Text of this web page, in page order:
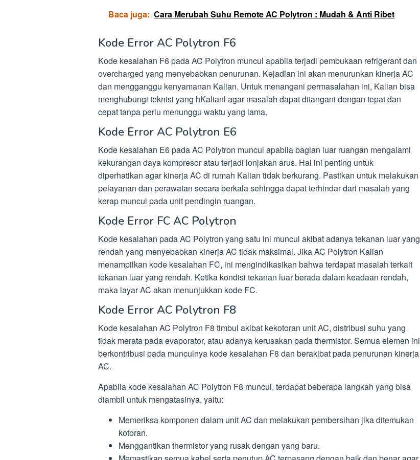
Baca juga: Cara Merubah Suhu Remote AC Polytron : Mudah & Anti Ribet
Kode Error AC Polytron F6
Kode kesalahan F6 pada AC Polytron muncul apabila terjadi pembukaan refrigerant dan
overcharged yang menyebabkan penurunan. Kejadian ini akan menurunkan kinerja AC
dan mengganggu kenyamanan Kalian. Untuk menangani permasalahan ini, Kalian bisa
menghubungi teknisi yang hKalianl agar masalah dapat ditangani dengan tepat dan
cepat tanpa perlu menunggu waktu yang lama.
Kode Error AC Polytron E6
Kode kesalahan E6 pada AC Polytron muncul apabila bagian luar ruangan mengalami
kekurangan daya kompresor atau terjadi lonjakan arus. Hal ini penting untuk
diperhatikan agar kinerja AC di rumah Kalian tidak berkurang. Pastikan untuk melakukan
pelayanan dan perawatan secara berkala sehingga dapat terhindar dari masalah yang
kerap muncul pada unit pendingin ruangan.
Kode Error FC AC Polytron
Kode kesalahan pada AC Polytron yang satu ini muncul akibat adanya tekanan luar yang
rendah yang menyebabkan kinerja AC tidak maksimal. Jika AC Polytron Kalian
menampilkan kode kesalahan FC, ini mengindikasikan bahwa terdapat masalah terkait
tekanan luar yang rendah. Ketika kondisi tekanan luar berada dalam keadaan rendah,
maka layar AC akan menunjukkan kode FC.
Kode Error AC Polytron F8
Kode kesalahan AC Polytron F8 timbul akibat kekotoran unit AC, distribusi suhu yang
tidak merata pada evaporator, atau adanya kerusakan pada thermistor. Semua elemen ini
berkontribusi pada munculnya kode kesalahan F8 dan berakibat pada penurunan kinerja
AC.
Apabila kode kesalahan AC Polytron F8 muncul, terdapat beberapa langkah yang bisa
diambil untuk mengatasinya, yaitu:
Memeriksa komponen dalam unit AC dan melakukan pembersihan jika ditemukan
kotoran.
Menggantikan thermistor yang rusak dengan yang baru.